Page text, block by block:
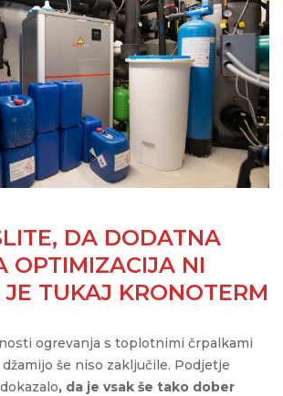
DA DODATNA
OPTIMIZACIJA NI
TUKAJ KRONOTERM
ogrevanja s toplotnimi črpalkami
džamijo še niso zaključile. Podjetje
, da je vsak še tako dober